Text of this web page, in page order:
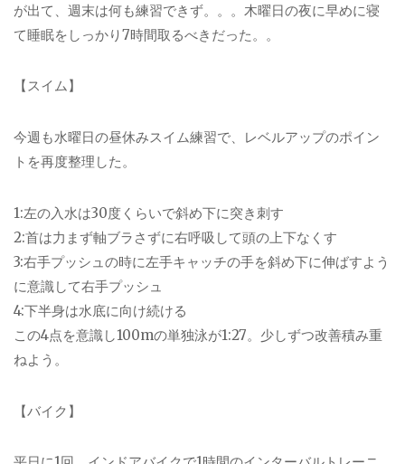
が出て、週末は何も練習できず。。。木曜日の夜に早めに寝
て睡眠をしっかり7時間取るべきだった。。
【スイム】
今週も水曜日の昼休みスイム練習で、レベルアップのポイン
トを再度整理した。
1:左の入水は30度くらいで斜め下に突き刺す
2:首は力まず軸ブラさずに右呼吸して頭の上下なくす
3:右手プッシュの時に左手キャッチの手を斜め下に伸ばすよう
に意識して右手プッシュ
4:下半身は水底に向け続ける
この4点を意識し100mの単独泳が1:27。少しずつ改善積み重
ねよう。
【バイク】